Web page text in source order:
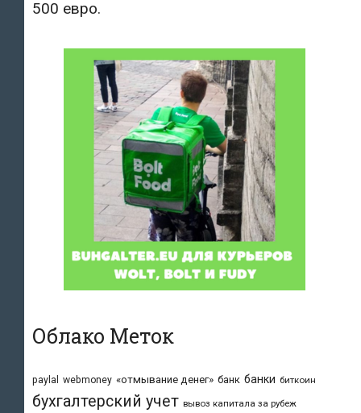
500 евро.
Облако Меток
paylal webmoney «отмывание денег» банк банки биткоин
бухгалтерский учет вывоз капитала за рубеж